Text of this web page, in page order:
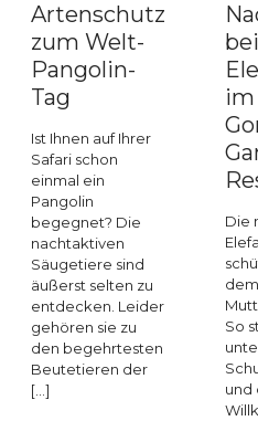
Artenschutz
zum Welt-
Pangolin-
Tag
Ist Ihnen auf Ihrer
Safari schon
einmal ein
Pangolin
begegnet? Die
nachtaktiven
Säugetiere sind
äußerst selten zu
entdecken. Leider
gehören sie zu
den begehrtesten
Beutetieren der
[…]
im
Die
So
und